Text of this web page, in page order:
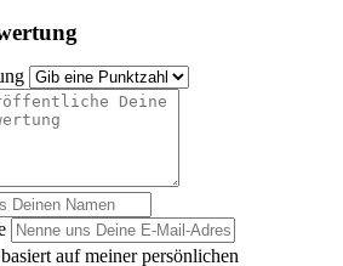
auf meiner persönlichen